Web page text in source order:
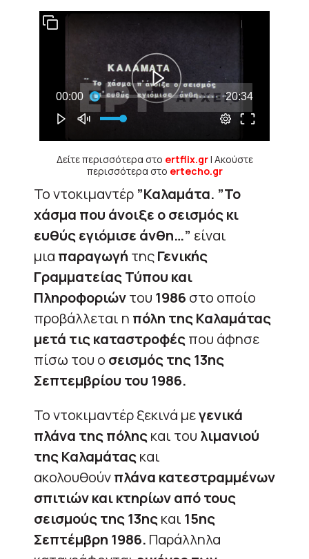
Δείτε περισσότερα στο ertflix.gr| Ακούστε
περισσότερα στο ertecho.gr
Το ντοκιμαντέρ ”Καλαμάτα. ”Το
χάσμα που άνοιξε ο σεισμός κι
ευθύς εγιόμισε άνθη…” είναι
μια παραγωγή τηςΓενικής
Γραμματείας Τύπου και
Πληροφοριώντου 1986 στο οποίο
προβάλλεται η πόλη της Καλαμάτας
μετά τις καταστροφέςπου άφησε
πίσω του ο σεισμός της 13ης
Σεπτεμβρίου του 1986.
Το ντοκιμαντέρ ξεκινά μεγενικά
πλάνα της πόληςκαι του λιμανιού
της Καλαμάταςκαι
ακολουθούνπλάνα κατεστραμμένων
σπιτιών και κτηρίων από τους
σεισμούς της 13ηςκαι 15ης
Σεπτέμβρη 1986. Παράλληλα